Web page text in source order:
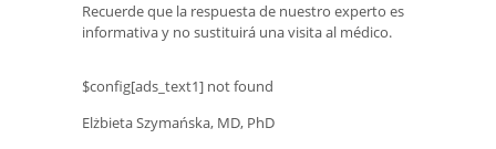
Recuerde que la respuesta de nuestro experto es
informativa y no sustituirá una visita al médico.
$config[ads_text1] not found
Elżbieta Szymańska, MD, PhD